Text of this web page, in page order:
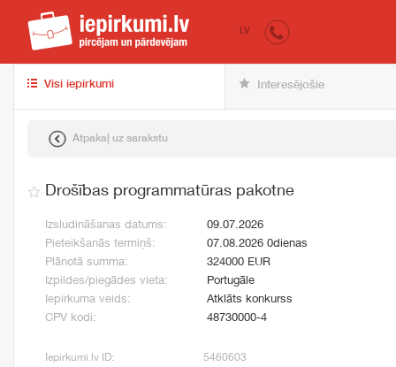
iepirkumi.lv
LV
Visi iepirkumi Interesējošie
Atpakaļ uz sarakstu
Drošības programmatūras pakotne
Izsludināšanas datums:
09.07.2026
Pieteikšanās termiņš:
07.08.2026 0dienas
Plānotā summa:
324000 EUR
Izpildes/piegādes vieta:
Portugāle
Iepirkuma veids:
Atklāts konkurss
CPV kodi:
48730000-4
Iepirkumi.lv ID: 5460603